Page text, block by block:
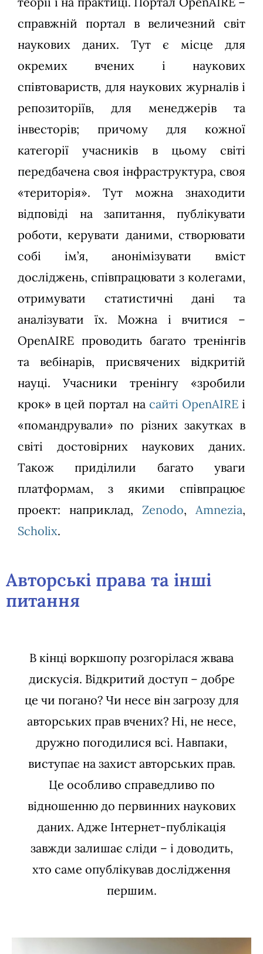
справжній портал в величезний світ
наукових даних. Тут є місце для
окремих вчених і наукових
співтовариств, для наукових журналів і
репозиторіїв, для менеджерів та
інвесторів; причому для кожної
категорії учасників в цьому світі
передбачена своя інфраструктура, своя
«територія». Тут можна знаходити
відповіді на запитання, публікувати
роботи, керувати даними, створювати
собі ім’я, анонімізувати вміст
досліджень, співпрацювати з колегами,
отримувати статистичні дані та
аналізувати їх. Можна і вчитися –
OpenAIRE проводить багато тренінгів
та вебінарів, присвячених відкритій
науці. Учасники тренінгу «зробили
крок» в цей портал на сайті OpenAIREі
«помандрували» по різних закутках в
світі достовірних наукових даних.
Також приділили багато уваги
платформам, з якими співпрацює
проект: наприклад, Zenodo, Amnezia,
Scholix.
Авторські права та інші
питання
В кінці воркшопу розгорілася жвава
дискусія. Відкритий доступ – добре
це чи погано? Чи несе він загрозу для
авторських прав вчених? Ні, не несе,
дружно погодилися всі. Навпаки,
виступає на захист авторських прав.
Це особливо справедливо по
відношенню до первинних наукових
даних. Адже Інтернет-публікація
завжди залишає сліди – і доводить,
хто саме опублікував дослідження
першим.